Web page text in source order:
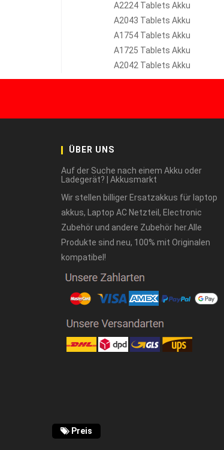
A2224 Tablets Akku
A2043 Tablets Akku
A1754 Tablets Akku
A1725 Tablets Akku
A2042 Tablets Akku
ÜBER UNS
Auf der Suche nach einem Akku oder
Ladegerät? | Akkusmarkt
Wir stellen billiger Ersatzakkus für laptop
akkus, Laptop AC Netzteil, Electronic
Zubehör und andere Zubehör her.Alle
Produkte sind neu, 100% mit Originalen
kompatibel!
Preis